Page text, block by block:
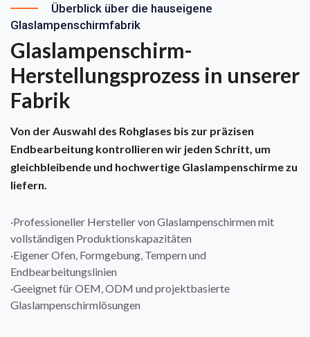
Überblick über die hauseigene
Glaslampenschirmfabrik
Glaslampenschirm-
Herstellungsprozess in unserer
Fabrik
Von der Auswahl des Rohglases bis zur präzisen
Endbearbeitung kontrollieren wir jeden Schritt, um
gleichbleibende und hochwertige Glaslampenschirme zu
liefern.
·Professioneller Hersteller von Glaslampenschirmen mit
vollständigen Produktionskapazitäten
·Eigener Ofen, Formgebung, Tempern und
Endbearbeitungslinien
·Geeignet für OEM, ODM und projektbasierte
Glaslampenschirmlösungen